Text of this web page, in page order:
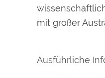
mit großer
Ausführliche